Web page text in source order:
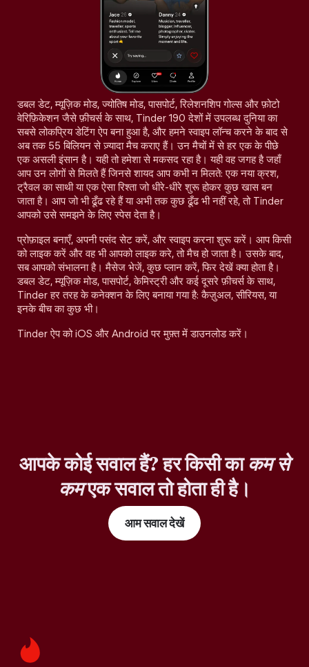
डबल डेट, म्यूज़िक मोड, ज्योतिष मोड, पासपोर्ट, रिलेशनशिप गोल्स और फ़ोटो
वेरिफ़िकेशन जैसे फ़ीचर्स के साथ, Tinder 190 देशों में उपलब्ध दुनिया का
सबसे लोकप्रिय डेटिंग ऐप बना हुआ है, और हमने स्वाइप लॉन्च करने के बाद से
अब तक 55 बिलियन से ज़्यादा मैच कराए हैं। उन मैचों में से हर एक के पीछे
एक असली इंसान है। यही तो हमेशा से मकसद रहा है। यही वह जगह है जहाँ
आप उन लोगों से मिलते हैं जिनसे शायद आप कभी न मिलते: एक नया क्रश,
ट्रैवल का साथी या एक ऐसा रिश्ता जो धीरे-धीरे शुरू होकर कुछ खास बन
जाता है। आप जो भी ढूँढ रहे हैं या अभी तक कुछ ढूँढ भी नहीं रहे, तो Tinder
आपको उसे समझने के लिए स्पेस देता है।
प्रोफ़ाइल बनाएँ, अपनी पसंद सेट करें, और स्वाइप करना शुरू करें। आप किसी
को लाइक करें और वह भी आपको लाइक करे, तो मैच हो जाता है। उसके बाद,
सब आपको संभालना है। मैसेज भेजें, कुछ प्लान करें, फिर देखें क्या होता है।
डबल डेट, म्यूज़िक मोड, पासपोर्ट, केमिस्ट्री और कई दूसरे फ़ीचर्स के साथ,
Tinder हर तरह के कनेक्शन के लिए बनाया गया है: कैज़ुअल, सीरियस, या
इनके बीच का कुछ भी।
Tinder ऐप को iOS और Android पर मुफ़्त में डाउनलोड करें।
आपके कोई सवाल हैं? हर किसी काकम से
कमएक सवाल तो होता ही है।
आम सवाल देखें